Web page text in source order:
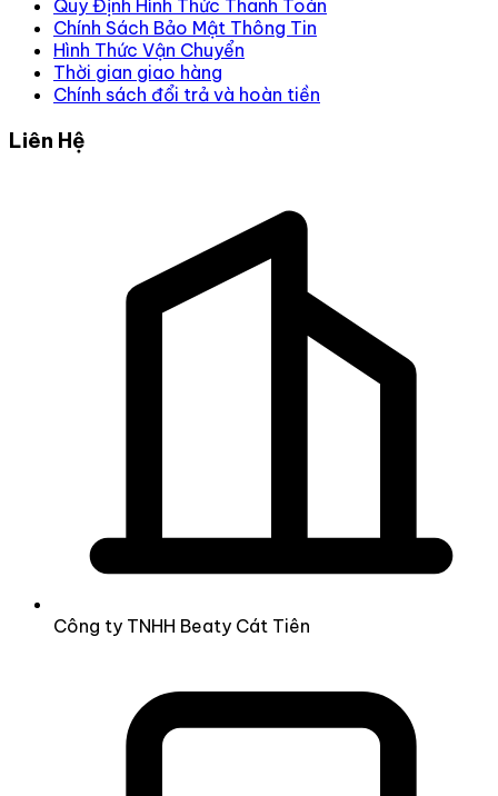
Quy Định Hình Thức Thanh Toán
Chính Sách Bảo Mật Thông Tin
Hình Thức Vận Chuyển
Thời gian giao hàng
Chính sách đổi trả và hoàn tiền
Liên Hệ
Công ty TNHH Beaty Cát Tiên